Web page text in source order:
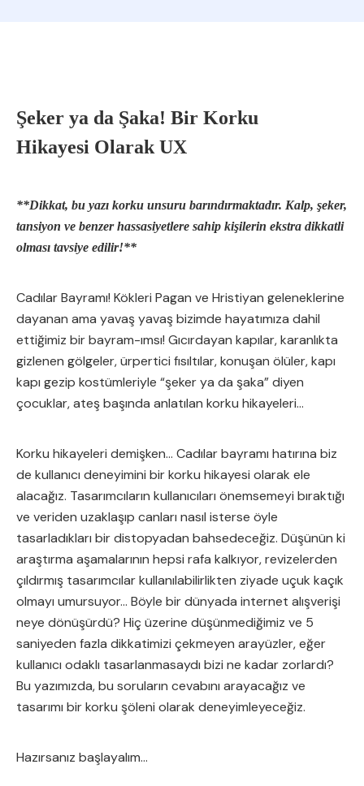
Şeker ya da Şaka! Bir Korku
Hikayesi Olarak UX
**Dikkat, bu yazı korku unsuru barındırmaktadır. Kalp, şeker,
tansiyon ve benzer hassasiyetlere sahip kişilerin ekstra dikkatli
olması tavsiye edilir!**
Cadılar Bayramı! Kökleri Pagan ve Hristiyan geleneklerine
dayanan ama yavaş yavaş bizimde hayatımıza dahil
ettiğimiz bir bayram-ımsı! Gıcırdayan kapılar, karanlıkta
gizlenen gölgeler, ürpertici fısıltılar, konuşan ölüler, kapı
kapı gezip kostümleriyle “şeker ya da şaka” diyen
çocuklar, ateş başında anlatılan korku hikayeleri…
Korku hikayeleri demişken… Cadılar bayramı hatırına biz
de kullanıcı deneyimini bir korku hikayesi olarak ele
alacağız. Tasarımcıların kullanıcıları önemsemeyi bıraktığı
ve veriden uzaklaşıp canları nasıl isterse öyle
tasarladıkları bir distopyadan bahsedeceğiz. Düşünün ki
araştırma aşamalarının hepsi rafa kalkıyor, revizelerden
çıldırmış tasarımcılar kullanılabilirlikten ziyade uçuk kaçık
olmayı umursuyor… Böyle bir dünyada internet alışverişi
neye dönüşürdü? Hiç üzerine düşünmediğimiz ve 5
saniyeden fazla dikkatimizi çekmeyen arayüzler, eğer
kullanıcı odaklı tasarlanmasaydı bizi ne kadar zorlardı?
Bu yazımızda, bu soruların cevabını arayacağız ve
tasarımı bir korku şöleni olarak deneyimleyeceğiz.
Hazırsanız başlayalım…